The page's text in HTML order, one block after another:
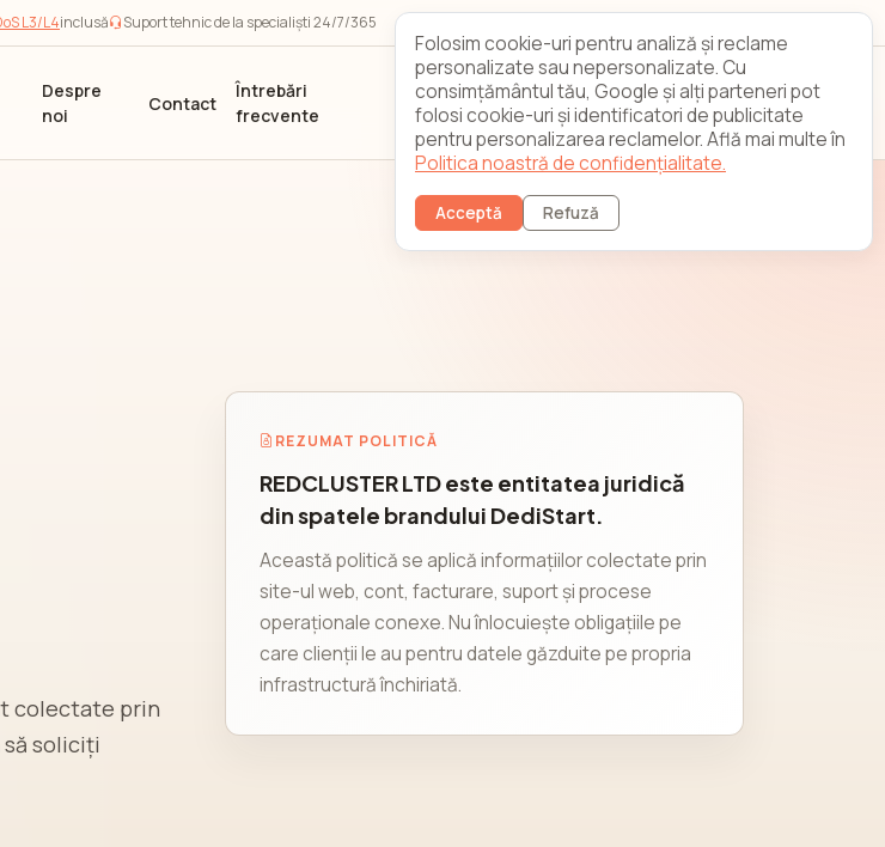
L3/L4inclusă Suport tehnic de la specialiști 24/7/365
Despre
noi
Contact
Întrebări
frecvente
Înregistrare
Autentificare
clienți
colectate prin
soliciți
REZUMAT POLITICĂ
REDCLUSTER LTD este entitatea juridică
din spatele brandului DediStart.
Această politică se aplică informațiilor colectate prin
site-ul web, cont, facturare, suport și procese
operaționale conexe. Nu înlocuiește obligațiile pe
care clienții le au pentru datele găzduite pe propria
infrastructură închiriată.
Folosim cookie-uri pentru analiză și reclame
personalizate sau nepersonalizate. Cu
consimțământul tău, Google și alți parteneri pot
folosi cookie-uri și identificatori de publicitate
pentru personalizarea reclamelor. Află mai multe în
Politica noastră de confidențialitate.
Acceptă Refuză